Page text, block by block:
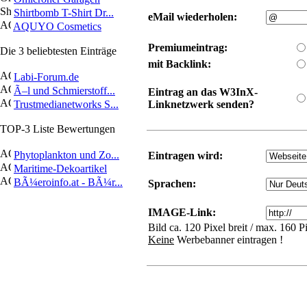
Shirtbomb T-Shirt Dr...
AQUYO Cosmetics
Die 3 beliebtesten Einträge
Labi-Forum.de
Ã–l und Schmierstoff...
Trustmedianetworks S...
TOP-3 Liste Bewertungen
Phytoplankton und Zo...
Maritime-Dekoartikel
BÃ¼eroinfo.at - BÃ¼r...
eMail wiederholen:
Premiumeintrag:
mit Backlink:
Eintrag an das W3InX-
Linknetzwerk senden?
Eintragen wird:
Sprachen:
IMAGE-Link:
Bild ca. 120 Pixel breit / max. 160
Keine Werbebanner eintragen !